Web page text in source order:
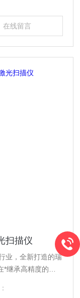
在线留言
扫描仪
业，全新打造的瑞
继承高精度的测
至1km以上，使得